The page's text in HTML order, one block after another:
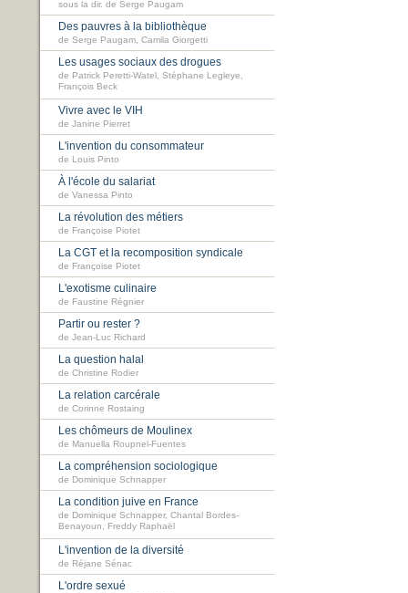
sous la dir. de Serge Paugam
Des pauvres à la bibliothèque
de Serge Paugam, Camila Giorgetti
Les usages sociaux des drogues
de Patrick Peretti-Watel, Stéphane Legleye,
François Beck
Vivre avec le VIH
de Janine Pierret
L'invention du consommateur
de Louis Pinto
À l'école du salariat
de Vanessa Pinto
La révolution des métiers
de Françoise Piotet
La CGT et la recomposition syndicale
de Françoise Piotet
L'exotisme culinaire
de Faustine Régnier
Partir ou rester ?
de Jean-Luc Richard
La question halal
de Christine Rodier
La relation carcérale
de Corinne Rostaing
Les chômeurs de Moulinex
de Manuella Roupnel-Fuentes
La compréhension sociologique
de Dominique Schnapper
La condition juive en France
de Dominique Schnapper, Chantal Bordes-
Benayoun, Freddy Raphaël
L'invention de la diversité
de Réjane Sénac
L'ordre sexué